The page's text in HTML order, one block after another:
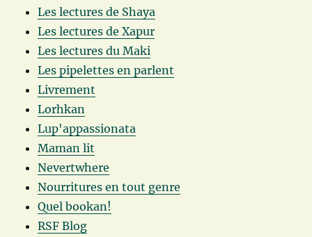
Les lectures de Shaya
Les lectures de Xapur
Les lectures du Maki
Les pipelettes en parlent
Livrement
Lorhkan
Lup'appassionata
Maman lit
Nevertwhere
Nourritures en tout genre
Quel bookan!
RSF Blog